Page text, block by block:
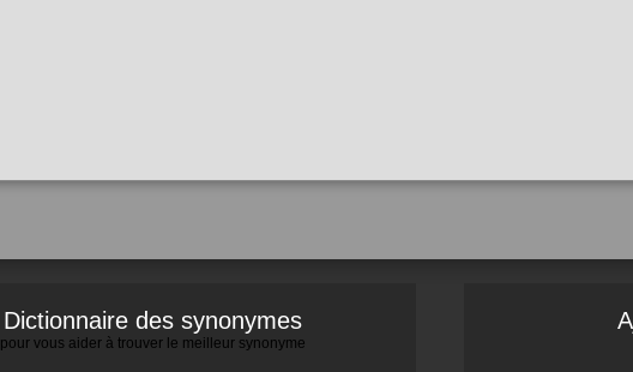
Dictionnaire des synonymes
pour vous aider à trouver le meilleur synonyme